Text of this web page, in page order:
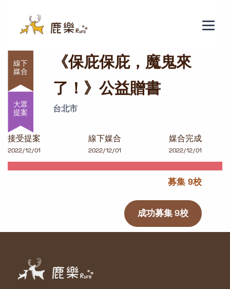
《保庇保庇，魔鬼來了！》公益贈書
大眾
提案
《保庇保庇，魔鬼來
了！》公益贈書
台北市
接受提案
2022/12/01
線下媒合
2022/12/01
媒合完成
2022/12/01
募集 9校
成功募集 9校